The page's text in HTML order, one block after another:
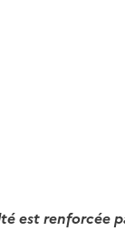
est renforcée